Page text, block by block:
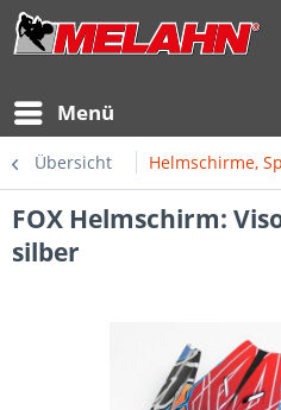
Menü
Übersicht Helmschirme,
FOX Helmschirm:
silber